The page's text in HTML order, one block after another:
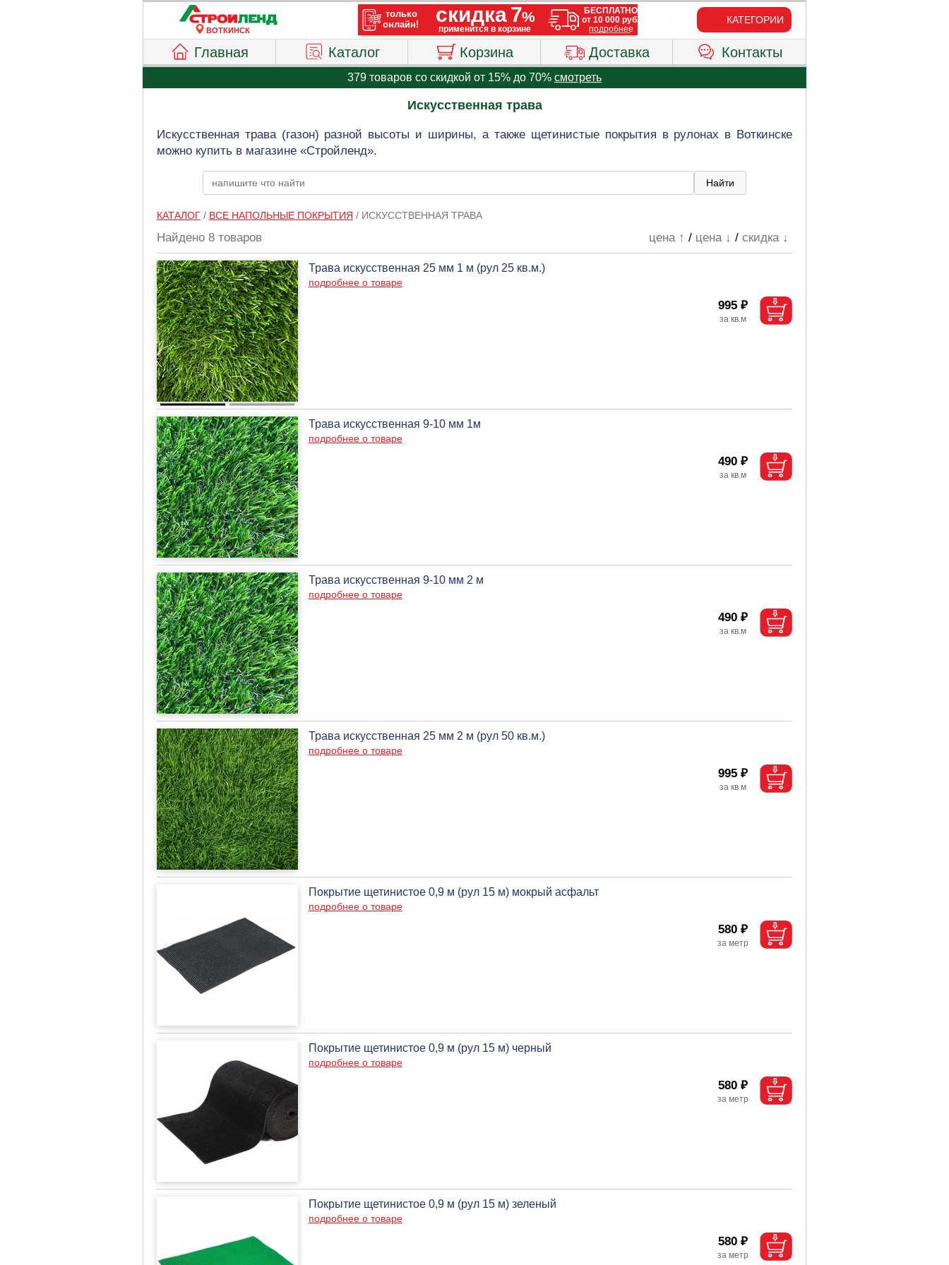
ВОТКИНСК
КАТЕГОРИИ
Главная Каталог Корзина Доставка Контакты
379 товаров со скидкой от 15% до 70% смотреть
Искусственная трава
Искусственная трава (газон) разной высоты и ширины, а также щетинистые покрытия в рулонах в Воткинске
можно купить в магазине «Стройленд».
КАТАЛОГ/ ВСЕ НАПОЛЬНЫЕ ПОКРЫТИЯ / ИСКУССТВЕННАЯ ТРАВА
Найдено 8 товаров цена ↑ / цена ↓ /скидка ↓
Трава искусственная 25 мм 1 м (рул 25 кв.м.)
подробнее о товаре
995 ₽
Трава искусственная 9-10 мм 1м
подробнее о товаре
490 ₽
Трава искусственная 9-10 мм 2 м
подробнее о товаре
490 ₽
Трава искусственная 25 мм 2 м (рул 50 кв.м.)
подробнее о товаре
995 ₽
Покрытие щетинистое 0,9 м (рул 15 м) мокрый асфальт
подробнее о товаре
580 ₽
Покрытие щетинистое 0,9 м (рул 15 м) черный
подробнее о товаре
580 ₽
Покрытие щетинистое 0,9 м (рул 15 м) зеленый
подробнее о товаре
580 ₽